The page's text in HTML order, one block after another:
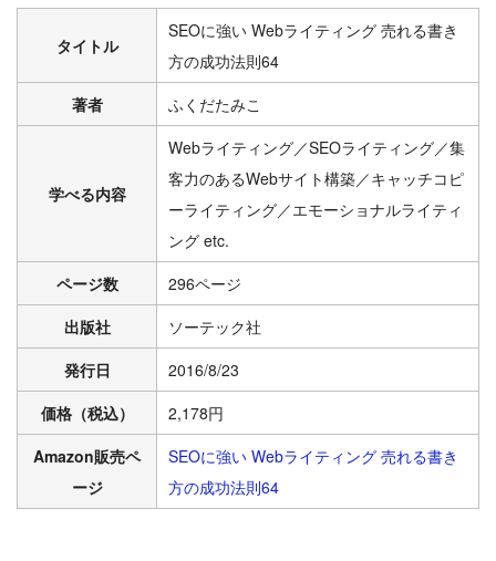
タイトル
SEOに強い Webライティング 売れる書き
方の成功法則64
著者
ふくだたみこ
学べる内容
Webライティング／SEOライティング／集
客力のあるWebサイト構築／キャッチコピ
ーライティング／エモーショナルライティ
ング etc.
ページ数
296ページ
出版社
ソーテック社
発行日
2016/8/23
価格（税込）
2,178円
Amazon販売ペ
ージ
SEOに強い Webライティング 売れる書き
方の成功法則64